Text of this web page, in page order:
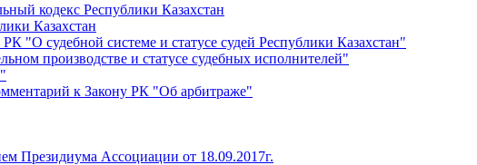
кодекс Республики Казахстан
Казахстан
"О судебной системе и статусе судей Республики Казахстан"
производстве и статусе судебных исполнителей"
к Закону РК "Об арбитраже"
Президиума Ассоциации от 18.09.2017г.